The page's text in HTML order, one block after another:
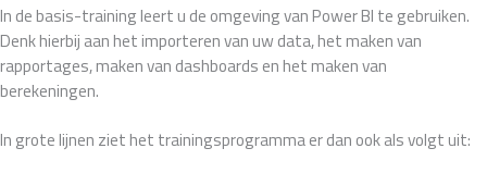
In de basis-training leert u de omgeving van Power BI te gebruiken.
Denk hierbij aan het importeren van uw data, het maken van
rapportages, maken van dashboards en het maken van
berekeningen.
In grote lijnen ziet het trainingsprogramma er dan ook als volgt uit: